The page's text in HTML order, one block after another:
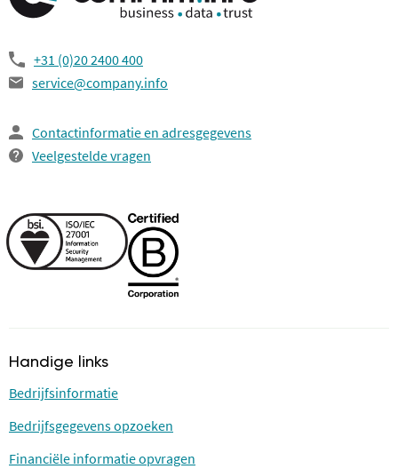
+31 (0)20 2400 400
service@company.info
Contactinformatie en adresgegevens
Veelgestelde vragen
Handige links
Bedrijfsinformatie
Bedrijfsgegevens opzoeken
Financiële informatie opvragen